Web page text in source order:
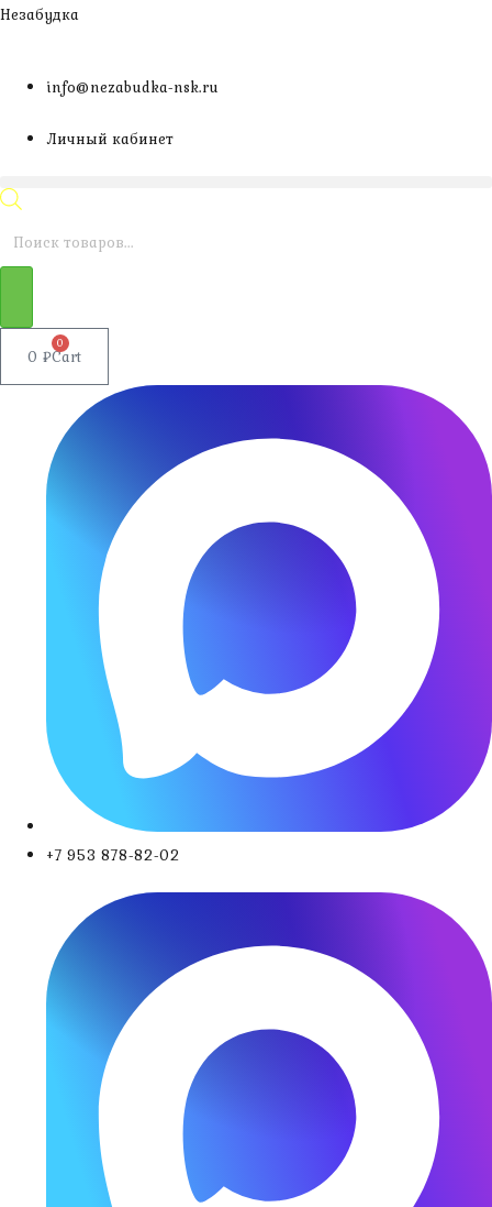
Перейти
Незабудка
info@nezabudka-nsk.ru
Личный кабинет
Поиск
0 ₽
0
Cart
+7 953 878-82-02